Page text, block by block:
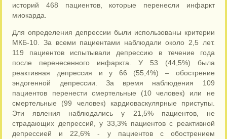
историй 468 пациентов, которые перенесли инфаркт
миокарда.
Для определения депрессии были использованы критерии
МКБ-10. За всеми пациентами наблюдали около 2,5 лет.
119 пациентов испытывали депрессию в течение года
после перенесенного инфаркта. У 53 (44,5%) была
реактивная депрессия и у 66 (55,4%) – обострение
эндогенной депрессии. За время наблюдения 109
пациентов перенести смертельные (10 человек) или не
смертельные (99 человек) кардиоваскулярные приступы.
Эти явления наблюдались у 21,5% пациентов, не
страдающих депрессий, у 33,3% пациентов с реактивной
депрессией и 22,6% - у пациентов с обострением